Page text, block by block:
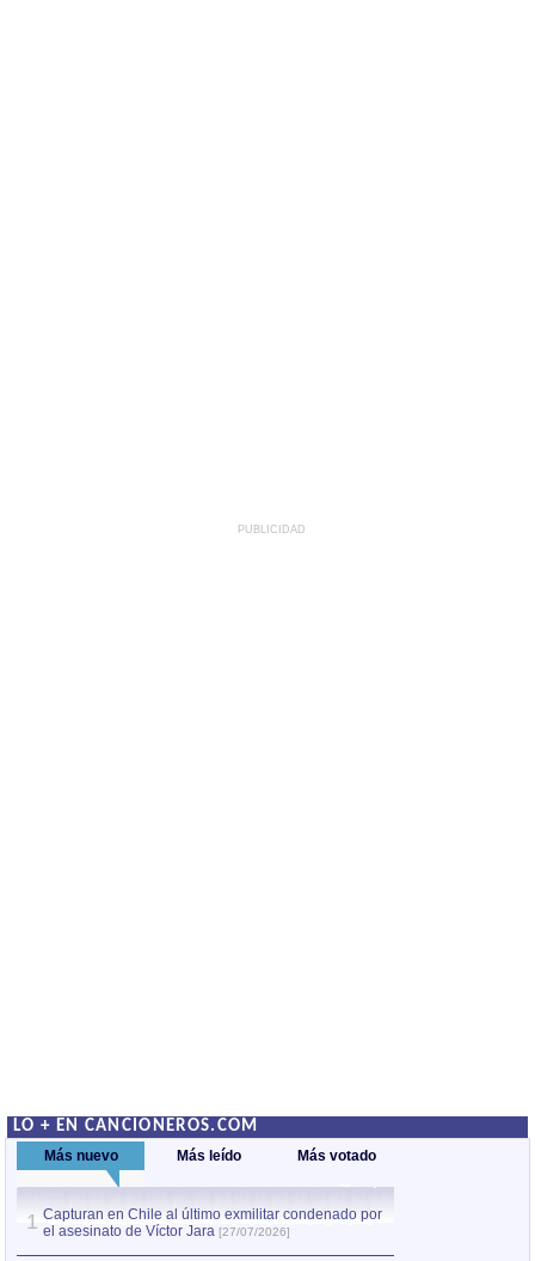
PUBLICIDAD
LO + EN CANCIONEROS.COM
Más nuevo Más leído Más votado
1 Capturan en Chile al último exmilitar condenado por
el asesinato de Víctor Jara [27/07/2026]